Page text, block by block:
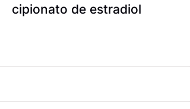
cipionato de estradiol